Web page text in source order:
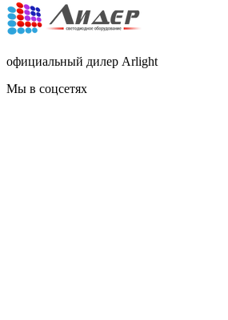
официальный дилер Arlight
Мы в соцсетях